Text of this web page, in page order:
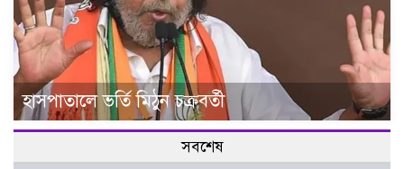
হাসপাতালে ভর্তি মিঠুন চক্রবর্তী
সবশেষ